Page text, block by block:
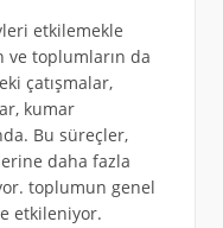
etkilemekle
ve toplumların da
çatışmalar,
kumar
Bu süreçler,
daha fazla
toplumun genel
etkileniyor.